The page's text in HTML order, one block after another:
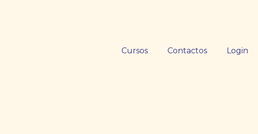
Cursos Contactos Login